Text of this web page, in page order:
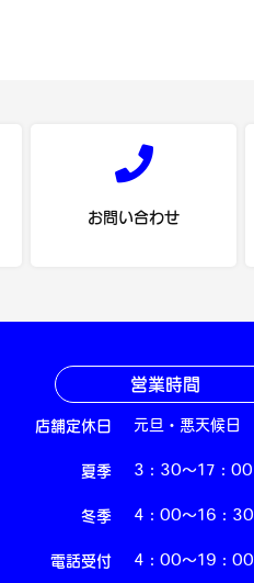
お問い合わせ
営業時間
店舗定休日 元旦・悪天候日
夏季 3：30～17：00
冬季 4：00～16：30
電話受付 4：00～19：00